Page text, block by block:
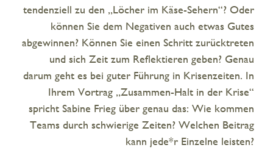
tendenziell zu den „Löcher im Käse-Sehern“? Oder
können Sie dem Negativen auch etwas Gutes
abgewinnen? Können Sie einen Schritt zurücktreten
und sich Zeit zum Reflektieren geben? Genau
darum geht es bei guter Führung in Krisenzeiten. In
Ihrem Vortrag „Zusammen-Halt in der Krise“
spricht Sabine Frieg über genau das: Wie kommen
Teams durch schwierige Zeiten? Welchen Beitrag
kann jede*r Einzelne leisten?